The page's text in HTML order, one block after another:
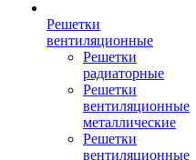
Решетки
вентиляционные
Решетки
радиаторные
Решетки
вентиляционные
металлические
Решетки
вентиляционные